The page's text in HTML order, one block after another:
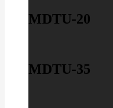
MDTU-20
MDTU-35